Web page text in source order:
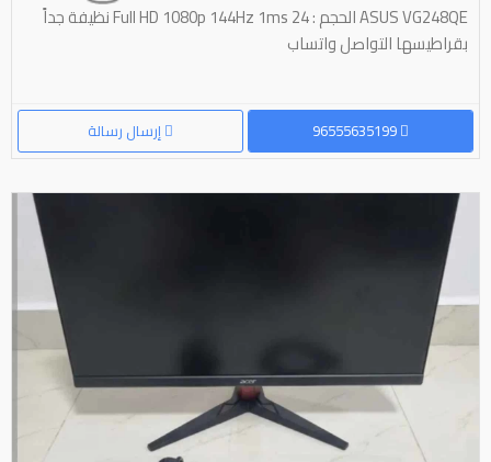
ASUS VG248QE الحجم : 24 Full HD 1080p 144Hz 1ms نظيفة جداً
بقراطيسها التواصل واتساب
إرسال رسالة